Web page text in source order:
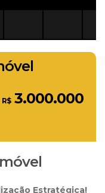
R$3.000.000
Estratégica!